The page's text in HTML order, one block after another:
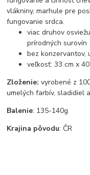
vlákniny, marhule pre
fungovanie srdca.
viac druhov
prírodných surovín
bez konzervantov,
veľkosť: 33 cm x
Zloženie:vyrobené z
umelých farbív, sladidiel
Balenie: 135-140g
Krajina pôvodu: ČR